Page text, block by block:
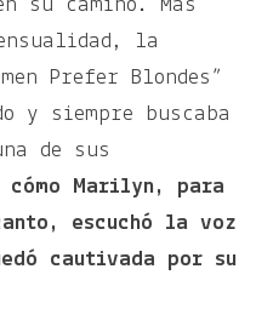
su camino. Más
la
Prefer Blondes”
y siempre buscaba
de sus
cómo Marilyn, para
escuchó la voz
cautivada por su